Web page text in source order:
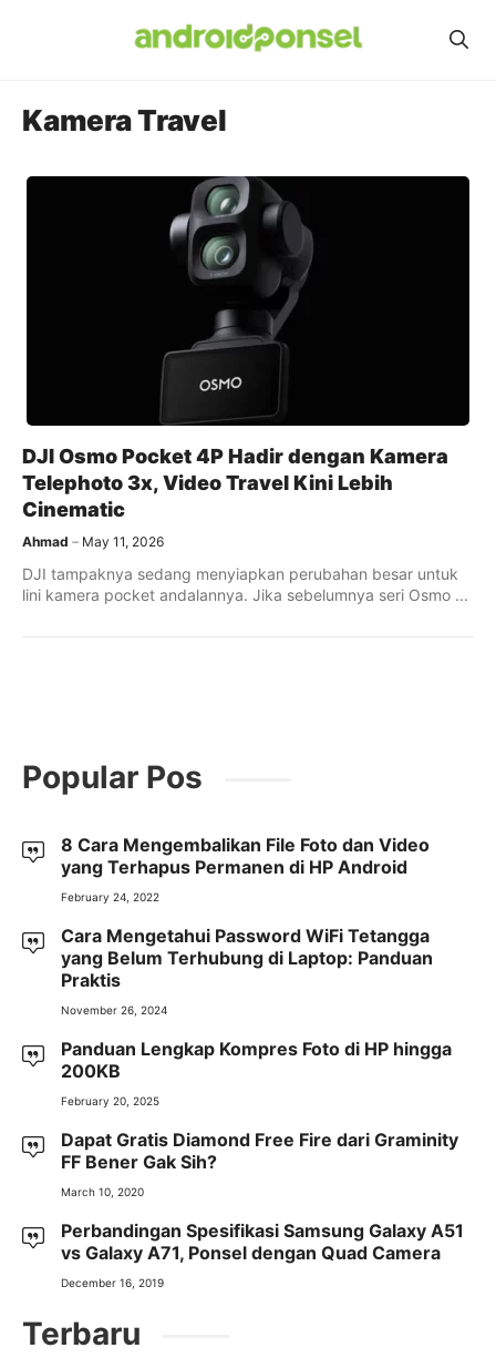
Kamera Travel
DJI Osmo Pocket 4P Hadir dengan Kamera
Telephoto 3x, Video Travel Kini Lebih
Cinematic
Ahmad May 11, 2026
DJI tampaknya sedang menyiapkan perubahan besar untuk
lini kamera pocket andalannya. Jika sebelumnya seri Osmo ...
Popular Pos
8 Cara Mengembalikan File Foto dan Video
yang Terhapus Permanen di HP Android
February 24, 2022
Cara Mengetahui Password WiFi Tetangga
yang Belum Terhubung di Laptop: Panduan
Praktis
November 26, 2024
Panduan Lengkap Kompres Foto di HP hingga
200KB
February 20, 2025
Dapat Gratis Diamond Free Fire dari Graminity
FF Bener Gak Sih?
March 10, 2020
Perbandingan Spesifikasi Samsung Galaxy A51
vs Galaxy A71, Ponsel dengan Quad Camera
December 16, 2019
Terbaru